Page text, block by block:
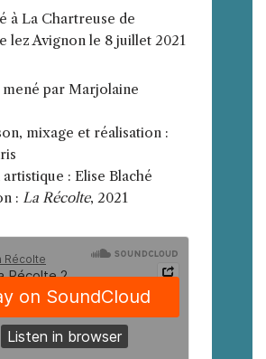
à La Chartreuse de
lez Avignon le 8 juillet 2021
par Marjolaine
mixage et réalisation :
: Elise Blaché
: La Récolte, 2021